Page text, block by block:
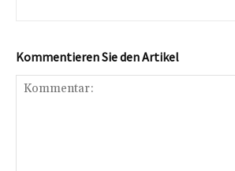
Kommentieren Sie den Artikel